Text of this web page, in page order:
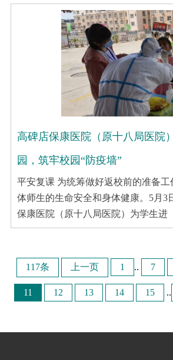
高碑店保康医院（原十八局医院
园，筑牢校园“防疫墙”
平安复课 为统筹做好返校前的准备工
体师生的生命安全和身体健康。5月3
保康医院（原十八局医院）为学生进
117条 上一页 1 .. 7
11 12 13 14 15 ..